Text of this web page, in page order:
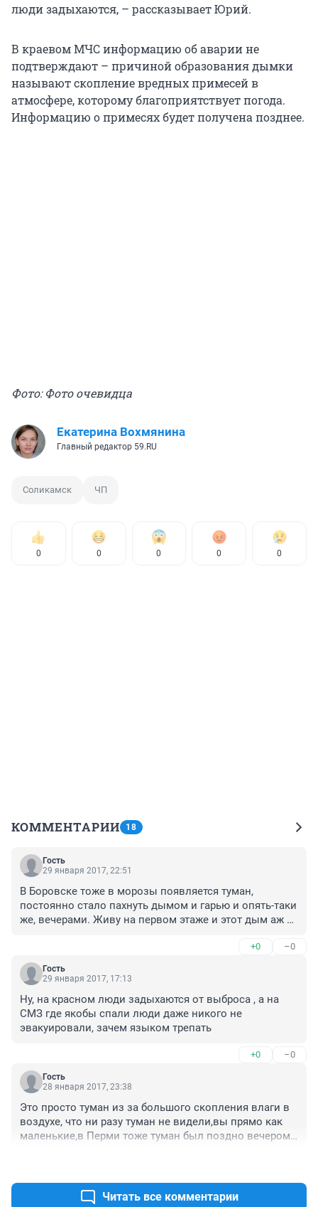
люди задыхаются, – рассказывает Юрий.
В краевом МЧС информацию об аварии не
подтверждают – причиной образования дымки
называют скопление вредных примесей в
атмосфере, которому благоприятствует погода.
Информацию о примесях будет получена позднее.
Фото: Фото очевидца
Екатерина Вохмянина
Главный редактор 59.RU
Соликамск ЧП
0 0 0 0 0
КОММЕНТАРИИ 18
Гость
29 января 2017, 22:51
В Боровске тоже в морозы появляется туман,
постоянно стало пахнуть дымом и гарью и опять-таки
же, вечерами. Живу на первом этаже и этот дым аж в
запаха гари. И это не в первый раз! Что за вредные
выбросы у нас в Соликамске! Летом кислотные
дожди и запах целлюлозы после дождя вместо
+0 –0
Гость
29 января 2017, 17:13
Ну, на красном люди задыхаются от выброса , а на
СМЗ где якобы спали люди даже никого не
эвакуировали, зачем языком трепать
+0 –0
Гость
28 января 2017, 23:38
Это просто туман из за большого скопления влаги в
воздухе, что ни разу туман не видели,вы прямо как
маленькие,в Перми тоже туман был поздно вечером
Читать все комментарии